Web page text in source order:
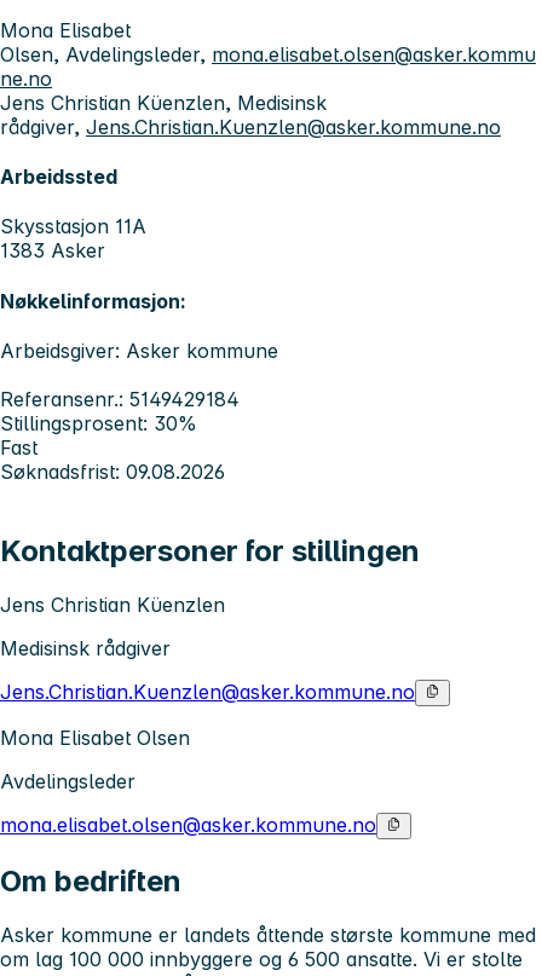
Mona Elisabet
Olsen, Avdelingsleder, mona.elisabet.olsen@asker.kommu
ne.no
Jens Christian Küenzlen, Medisinsk
rådgiver, Jens.Christian.Kuenzlen@asker.kommune.no
Arbeidssted
Skysstasjon 11A
1383 Asker
Nøkkelinformasjon:
Arbeidsgiver: Asker kommune
Referansenr.: 5149429184
Stillingsprosent: 30%
Fast
Søknadsfrist: 09.08.2026
Kontaktpersoner for stillingen
Jens Christian Küenzlen
Medisinsk rådgiver
Jens.Christian.Kuenzlen@asker.kommune.no
Mona Elisabet Olsen
Avdelingsleder
mona.elisabet.olsen@asker.kommune.no
Om bedriften
Asker kommune er landets åttende største kommune med
om lag 100 000 innbyggere og 6 500 ansatte. Vi er stolte